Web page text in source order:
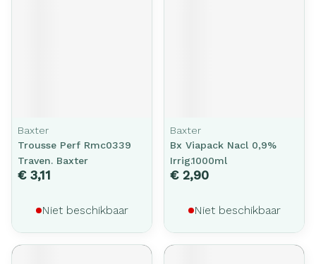
Baxter
Trousse Perf Rmc0339
Traven. Baxter
€ 3,11
Niet beschikbaar
Baxter
Bx Viapack Nacl 0,9%
Irrig.1000ml
€ 2,90
Niet beschikbaar